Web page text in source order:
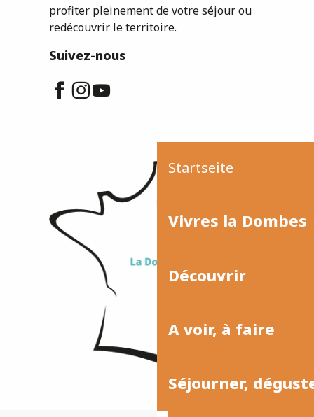
Startseite
Vivres la Dombes
Découvrir
A voir, à faire
Séjourner,
profiter pleinement de votre séjour ou
redécouvrir le territoire.
Suivez-nous